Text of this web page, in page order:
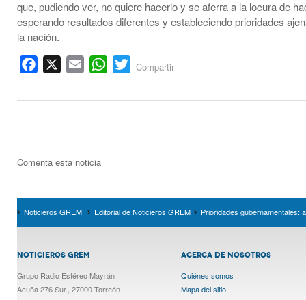
que, pudiendo ver, no quiere hacerlo y se aferra a la locura de
esperando resultados diferentes y estableciendo prioridades
la nación.
Facebook Email WhatsApp
Twitter
Compartir
Comenta esta noticia
Noticieros GREM Editorial de Noticieros GREM Prioridades gubernamentales:
NOTICIEROS GREM
Grupo Radio Estéreo Mayrán
Acuña 276 Sur., 27000 Torreón
ACERCA DE NOSOTROS
Quiénes somos
Mapa del sitio